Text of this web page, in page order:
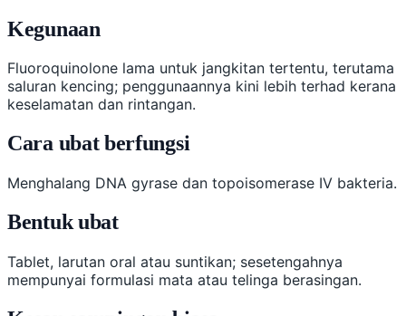
Kegunaan
Fluoroquinolone lama untuk jangkitan tertentu, terutama
saluran kencing; penggunaannya kini lebih terhad kerana
keselamatan dan rintangan.
Cara ubat berfungsi
Menghalang DNA gyrase dan topoisomerase IV bakteria.
Bentuk ubat
Tablet, larutan oral atau suntikan; sesetengahnya
mempunyai formulasi mata atau telinga berasingan.